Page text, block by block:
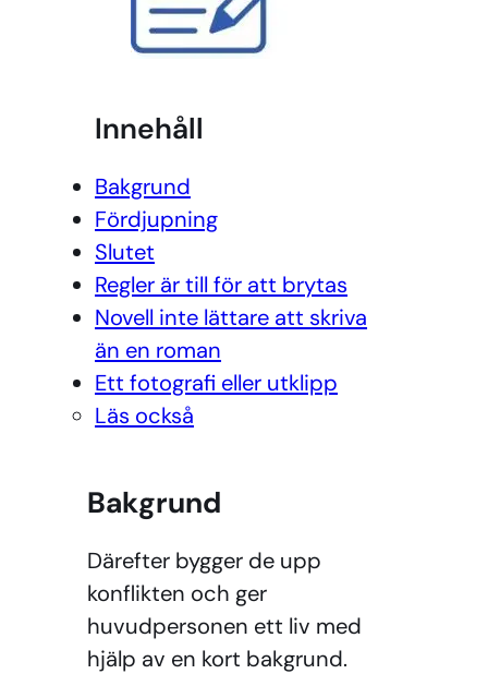
Innehåll
Bakgrund
Fördjupning
Slutet
Regler är till för att brytas
Novell inte lättare att skriva
än en roman
Ett fotografi eller utklipp
Läs också
Bakgrund
Därefter bygger de upp
konflikten och ger
huvudpersonen ett liv med
hjälp av en kort bakgrund.